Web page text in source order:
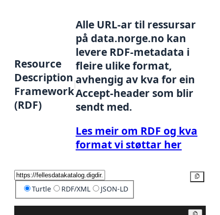
Resource
Description
Framework
(RDF)
Alle URL-ar til ressursar
på data.norge.no kan
levere RDF-metadata i
fleire ulike format,
avhengig av kva for ein
Accept-header som blir
sendt med.
Les meir om RDF og kva
format vi støttar her
Turtle RDF/XML JSON-LD